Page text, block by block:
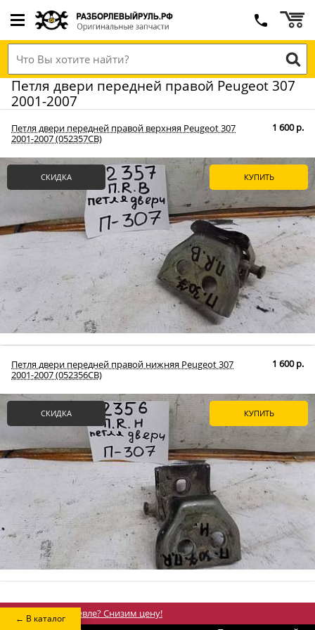
← В каталог
Петля двери передней правой Peugeot 307
2001-2007
Петля двери передней правой верхняя Peugeot 307
2001-2007 (052357СВ)
1 600 р.
КУПИТЬ
СКИДКА
Петля двери передней правой нижняя Peugeot 307
2001-2007 (052356СВ)
1 600 р.
КУПИТЬ
СКИДКА
%
Нашли дешевле? Снизим цену!